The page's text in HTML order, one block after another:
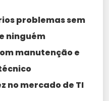
problemas sem
ninguém
manutenção e
no mercado de TI